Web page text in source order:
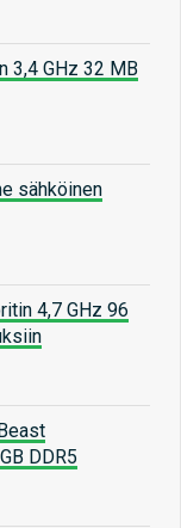
3,4 GHz 32 MB
sähköinen
4,7 GHz 96
DDR5